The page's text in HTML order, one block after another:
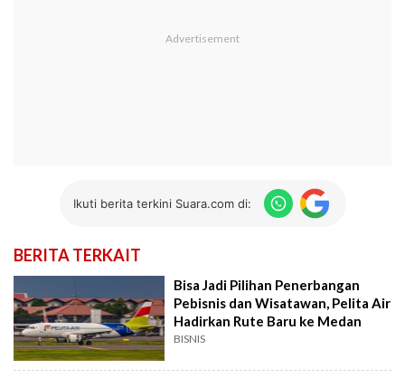
Ikuti berita terkini Suara.com di:
BERITA TERKAIT
Bisa Jadi Pilihan Penerbangan
Pebisnis dan Wisatawan, Pelita Air
Hadirkan Rute Baru ke Medan
BISNIS